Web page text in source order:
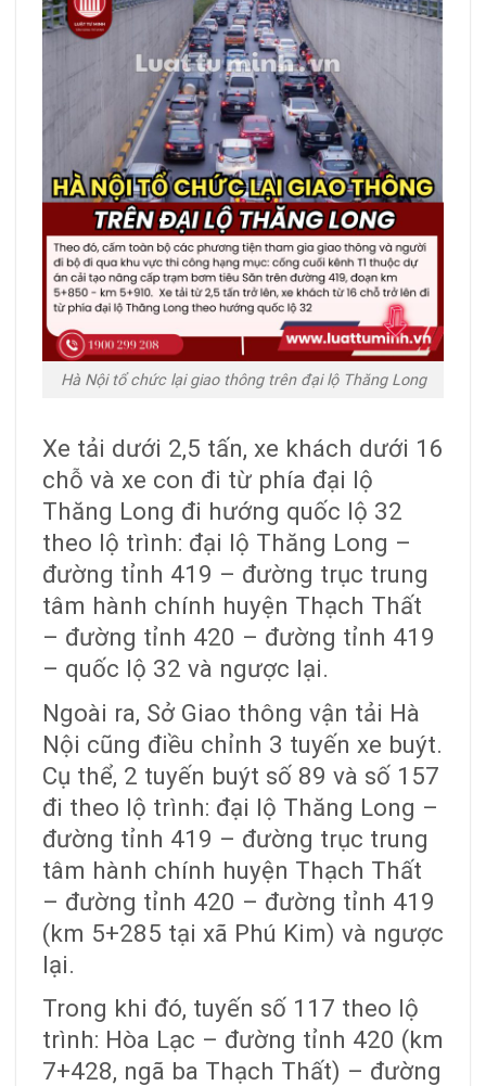
Hà Nội tổ chức lại giao thông trên đại lộ Thăng Long
Xe tải dưới 2,5 tấn, xe khách dưới 16
chỗ và xe con đi từ phía đại lộ
Thăng Long đi hướng quốc lộ 32
theo lộ trình: đại lộ Thăng Long –
đường tỉnh 419 – đường trục trung
tâm hành chính huyện Thạch Thất
– đường tỉnh 420 – đường tỉnh 419
– quốc lộ 32 và ngược lại.
Ngoài ra, Sở Giao thông vận tải Hà
Nội cũng điều chỉnh 3 tuyến xe buýt.
Cụ thể, 2 tuyến buýt số 89 và số 157
đi theo lộ trình: đại lộ Thăng Long –
đường tỉnh 419 – đường trục trung
tâm hành chính huyện Thạch Thất
– đường tỉnh 420 – đường tỉnh 419
(km 5+285 tại xã Phú Kim) và ngược
lại.
Trong khi đó, tuyến số 117 theo lộ
trình: Hòa Lạc – đường tỉnh 420 (km
7+428, ngã ba Thạch Thất) – đường